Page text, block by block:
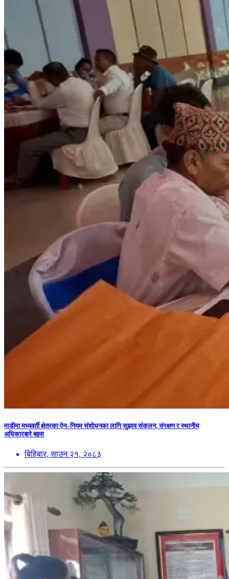
माडीमा मध्यवर्ती क्षेत्रका ऐन–नियम संशोधनका लागि सुझाव संकलन, संरक्षण र स्थानीय
अधिकारबारे बहस
बिहिबार, साउन २१, २०८३